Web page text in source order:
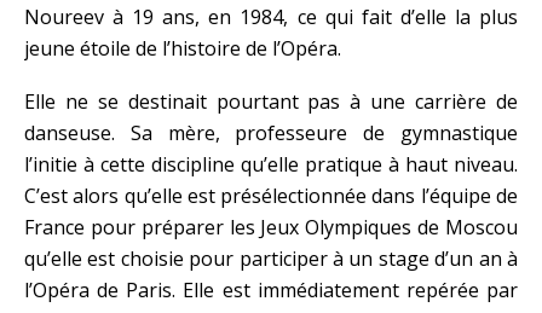
Noureev à 19 ans, en 1984, ce qui fait d’elle la plus
jeune étoile de l’histoire de l’Opéra.
Elle ne se destinait pourtant pas à une carrière de
danseuse. Sa mère, professeure de gymnastique
l’initie à cette discipline qu’elle pratique à haut niveau.
C’est alors qu’elle est présélectionnée dans l’équipe de
France pour préparer les Jeux Olympiques de Moscou
qu’elle est choisie pour participer à un stage d’un an à
l’Opéra de Paris. Elle est immédiatement repérée par